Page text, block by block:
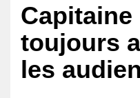
Capitaine
toujours
les